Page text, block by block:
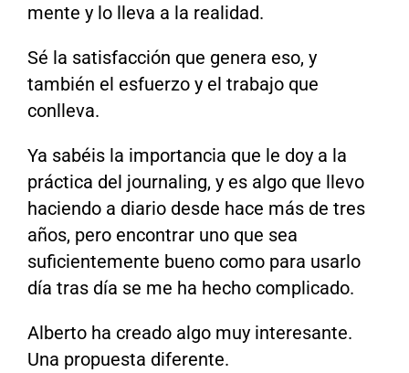
mente y lo lleva a la realidad.
Sé la satisfacción que genera eso, y
también el esfuerzo y el trabajo que
conlleva.
Ya sabéis la importancia que le doy a la
práctica del journaling, y es algo que llevo
haciendo a diario desde hace más de tres
años, pero encontrar uno que sea
suficientemente bueno como para usarlo
día tras día se me ha hecho complicado.
Alberto ha creado algo muy interesante.
Una propuesta diferente.